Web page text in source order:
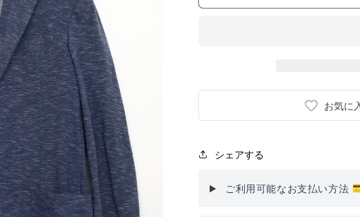
お気に
シェアする
ご利用可能なお支払い方法